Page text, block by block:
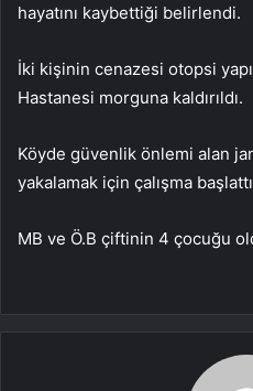
hayatını kaybettiği belirlendi.
İki kişinin cenazesi otopsi
Hastanesi morguna kaldırıldı.
Köyde güvenlik önlemi alan
yakalamak için çalışma başlattı
MB ve Ö.B çiftinin 4 çocuğu